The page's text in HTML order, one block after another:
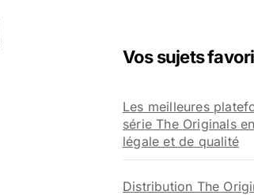
r
e
r
:
Vos sujets
Les meilleures
série The Originals
légale et de qualité
Distribution The